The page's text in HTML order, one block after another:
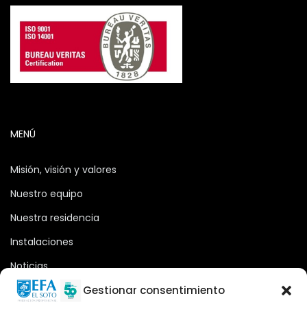
Gestionar consentimiento
MENÚ
Misión, visión y valores
Nuestro equipo
Nuestra residencia
Instalaciones
Noticias
Oferta formativa